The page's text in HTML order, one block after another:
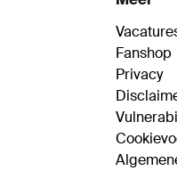
Fanshop
Privacy